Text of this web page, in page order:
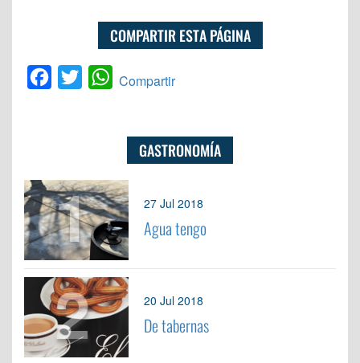
COMPARTIR ESTA PÁGINA
Facebook
Twitter WhatsApp
Compartir
GASTRONOMÍA
1 27 Jul 2018
Agua tengo
2 20 Jul 2018
De tabernas